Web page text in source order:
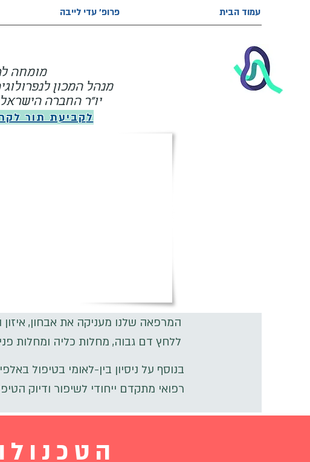
עמוד הבית פרופ' עדי לייבה
מומחה
מנהל המכון
יו"ר החברה
לקביעת תור
המרפאה שלנו מעניקה את אבחון,
ללחץ דם גבוה, מחלות כליה ומחלות
בנוסף על ניסיון בין-לאומי בטיפול
רפואי מתקדם ייחודי לשיפור ודיוק